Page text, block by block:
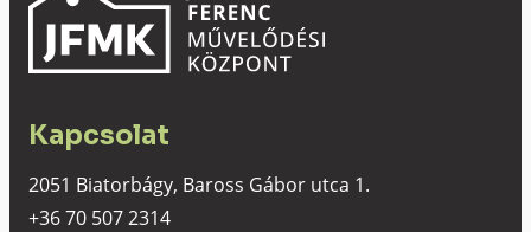
Kapcsolat
2051 Biatorbágy, Baross Gábor utca 1.
+36 70 507 2314